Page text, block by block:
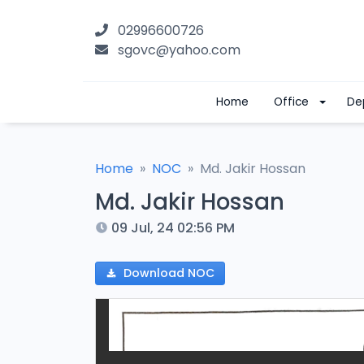
02996600726
sgovc@yahoo.com
Home Office
Home NOC Md. Jakir Hossan
Md. Jakir Hossan
09 Jul, 24 02:56 PM
Download NOC